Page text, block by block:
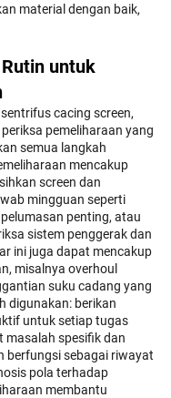
material dengan baik,
untuk
cacing screen,
pemeliharaan yang
semua langkah
mencakup
screen dan
mingguan seperti
penting, atau
sistem penggerak dan
ini juga dapat mencakup
misalnya overhoul
suku cadang yang
digunakan: berikan
untuk setiap tugas
masalah spesifik dan
berfungsi sebagai riwayat
pola terhadap
membantu